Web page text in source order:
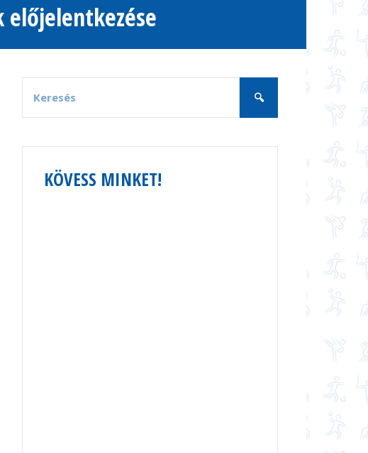
előjelentkezése
KÖVESS MINKET!